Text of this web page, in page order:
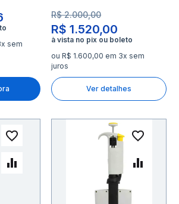
sem
R$ 1.520,00
R$ 2.000,00
ou R$ 1.600,00 em 3x sem
juros
Ver detalhes
Adicionar à lista de
Adicionar para Comparar